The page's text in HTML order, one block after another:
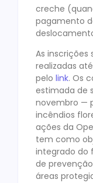
creche
pagamento
As
realizadas
pelo link. Os
estimada de
novembro —
incêndios
ações da
tem como
integrado do
de
áreas